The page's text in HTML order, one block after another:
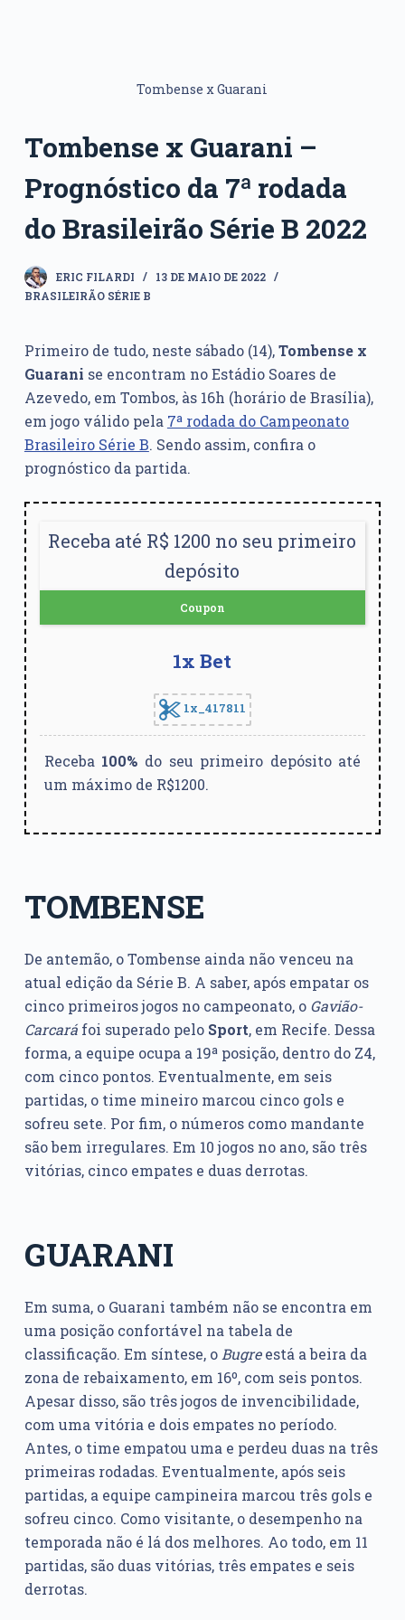
Tombense x Guarani
Tombense x Guarani –
Prognóstico da 7ª rodada
do Brasileirão Série B 2022
ERIC FILARDI
13 DE MAIO DE 2022
BRASILEIRÃO SÉRIE B
Primeiro de tudo, neste sábado (14),Tombense x
Guarani se encontram no Estádio Soares de
Azevedo, em Tombos, às 16h (horário de Brasília),
em jogo válido pela 7ª rodada do Campeonato
Brasileiro Série B. Sendo assim, confira o
prognóstico da partida.
Receba até R$ 1200 no seu primeiro
depósito
Coupon
1x Bet
1x_417811
Receba 100% do seu primeiro depósito até
um máximo de R$1200.
TOMBENSE
De antemão, o Tombense ainda não venceu na
atual edição da Série B. A saber, após empatar os
cinco primeiros jogos no campeonato, oGavião-
Carcaráfoi superado pelo Sport, em Recife. Dessa
forma, a equipe ocupa a 19ª posição, dentro do Z4,
com cinco pontos. Eventualmente, em seis
partidas, o time mineiro marcou cinco gols e
sofreu sete. Por fim, o números como mandante
são bem irregulares. Em 10 jogos no ano, são três
vitórias, cinco empates e duas derrotas.
GUARANI
Em suma, o Guarani também não se encontra em
uma posição confortável na tabela de
classificação. Em síntese, oBugreestá a beira da
zona de rebaixamento, em 16º, com seis pontos.
Apesar disso, são três jogos de invencibilidade,
com uma vitória e dois empates no período.
Antes, o time empatou uma e perdeu duas na três
primeiras rodadas. Eventualmente, após seis
partidas, a equipe campineira marcou três gols e
sofreu cinco. Como visitante, o desempenho na
temporada não é lá dos melhores. Ao todo, em 11
partidas, são duas vitórias, três empates e seis
derrotas.